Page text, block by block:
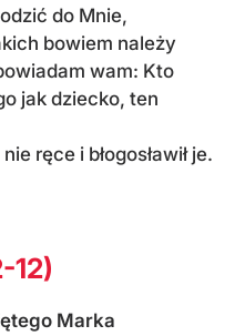
do Mnie,
bowiem należy
wam: Kto
jak dziecko, ten
ręce i błogosławił je.
12)
Marka